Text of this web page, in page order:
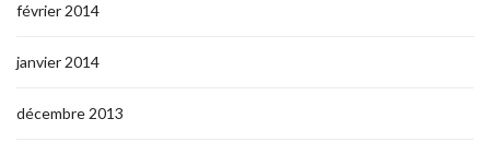
février 2014
janvier 2014
décembre 2013